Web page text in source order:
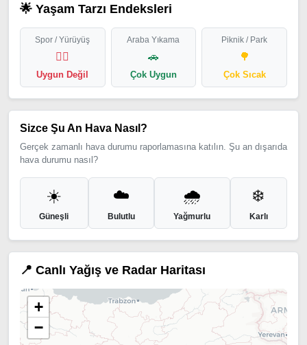
🌟 Yaşam Tarzı Endeksleri
Spor / Yürüyüş
🏃‍♂️
Uygun Değil
Araba Yıkama
🚗
Çok Uygun
Piknik / Park
🌳
Çok Sıcak
Sizce Şu An Hava Nasıl?
Gerçek zamanlı hava durumu raporlamasına katılın. Şu an dışarıda
hava durumu nasıl?
☀️
Güneşli
☁️
Bulutlu
🌧️
Yağmurlu
❄️
Karlı
📍 Canlı Yağış ve Radar Haritası
+
−